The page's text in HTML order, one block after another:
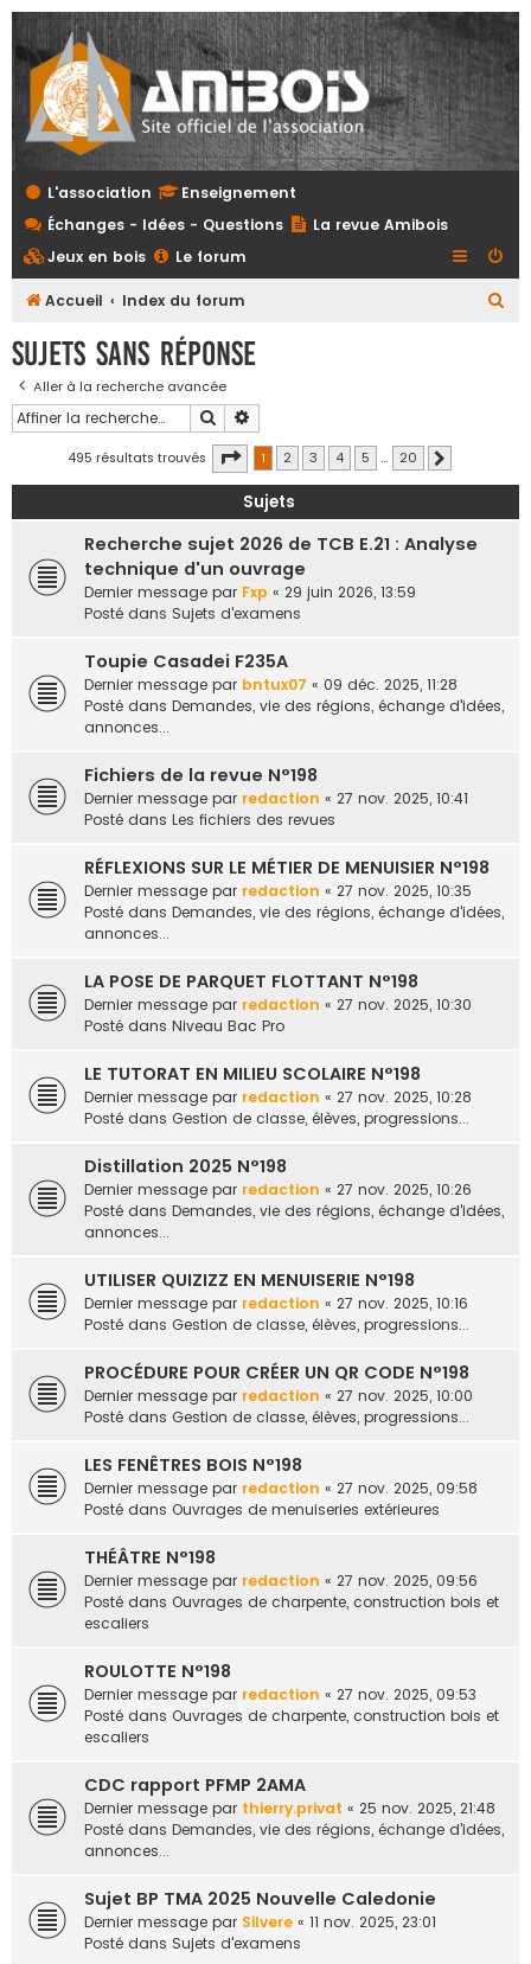
L'association
Enseignement
Échanges - Idées - Questions
La revue Amibois
Jeux en bois
Le forum
Accueil Index du forum
c
h
Sujets sans réponse
Aller à la recherche avancée
Rechercher
495 résultats trouvés Page 1sur20
1 2 3 4 5 … 20
Sujets
Recherche sujet 2026 de TCB E.21 : Analyse
technique d'un ouvrage
Dernier message par Fxp « 29 juin 2026, 13:59
Posté dans Sujets d'examens
Toupie Casadei F235A
Dernier message par bntux07 « 09 déc. 2025, 11:28
Posté dans Demandes, vie des régions, échange d'idées,
annonces...
Fichiers de la revue N°198
Dernier message par redaction « 27 nov. 2025, 10:41
Posté dans Les fichiers des revues
RÉFLEXIONS SUR LE MÉTIER DE MENUISIER N°198
Dernier message par redaction « 27 nov. 2025, 10:35
Posté dans Demandes, vie des régions, échange d'idées,
annonces...
LA POSE DE PARQUET FLOTTANT N°198
Dernier message par redaction « 27 nov. 2025, 10:30
Posté dans Niveau Bac Pro
LE TUTORAT EN MILIEU SCOLAIRE N°198
Dernier message par redaction « 27 nov. 2025, 10:28
Posté dans Gestion de classe, élèves, progressions...
Distillation 2025 N°198
Dernier message par redaction « 27 nov. 2025, 10:26
Posté dans Demandes, vie des régions, échange d'idées,
annonces...
UTILISER QUIZIZZ EN MENUISERIE N°198
Dernier message par redaction « 27 nov. 2025, 10:16
Posté dans Gestion de classe, élèves, progressions...
PROCÉDURE POUR CRÉER UN QR CODE N°198
Dernier message par redaction « 27 nov. 2025, 10:00
Posté dans Gestion de classe, élèves, progressions...
LES FENÊTRES BOIS N°198
Dernier message par redaction « 27 nov. 2025, 09:58
Posté dans Ouvrages de menuiseries extérieures
THÉÂTRE N°198
Dernier message par redaction « 27 nov. 2025, 09:56
Posté dans Ouvrages de charpente, construction bois et
escaliers
ROULOTTE N°198
Dernier message par redaction « 27 nov. 2025, 09:53
Posté dans Ouvrages de charpente, construction bois et
escaliers
CDC rapport PFMP 2AMA
Dernier message par thierry.privat « 25 nov. 2025, 21:48
Posté dans Demandes, vie des régions, échange d'idées,
annonces...
Sujet BP TMA 2025 Nouvelle Caledonie
Dernier message par Silvere « 11 nov. 2025, 23:01
Posté dans Sujets d'examens